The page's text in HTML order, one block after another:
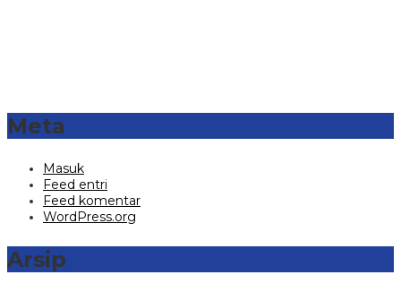
Meta
Masuk
Feed entri
Feed komentar
WordPress.org
Arsip